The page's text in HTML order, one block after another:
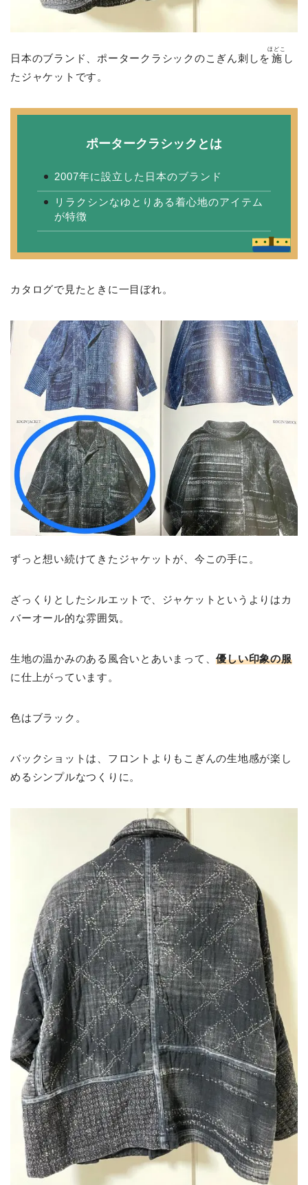
日本のブランド、ポータークラシックのこぎん刺しを 施
ほどこ
し
たジャケットです。
ポータークラシックとは
2007年に設立した日本のブランド
リラクシンなゆとりある着心地のアイテム
が特徴
カタログで見たときに一目ぼれ。
ずっと想い続けてきたジャケットが、今この手に。
ざっくりとしたシルエットで、ジャケットというよりはカ
バーオール的な雰囲気。
生地の温かみのある風合いとあいまって、優しい印象の服
に仕上がっています。
色はブラック。
バックショットは、フロントよりもこぎんの生地感が楽し
めるシンプルなつくりに。